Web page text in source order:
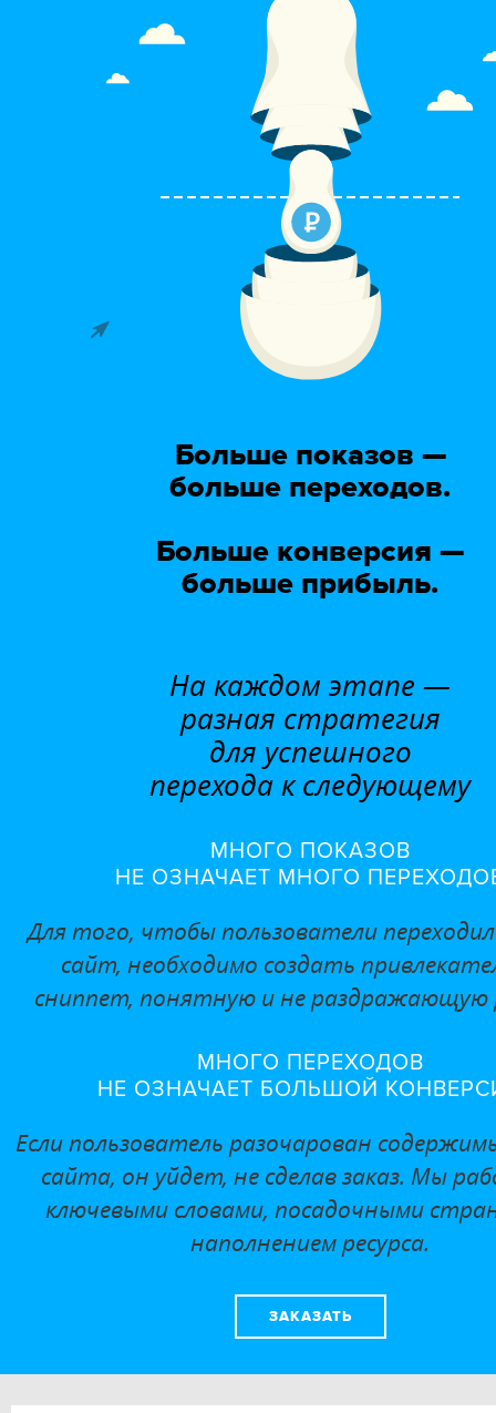
Больше показов —
больше переходов.
Больше конверсия —
больше прибыль.
На каждом этапе —
разная стратегия
для успешного
перехода к следующему
МНОГО ПОКАЗОВ
НЕ ОЗНАЧАЕТ МНОГО
Для того, чтобы пользователи
сайт, необходимо создать
сниппет, понятную и не раздражающую
МНОГО ПЕРЕХОДОВ
НЕ ОЗНАЧАЕТ БОЛЬШОЙ
Если пользователь разочарован
сайта, он уйдет, не сделав заказ. Мы
ключевыми словами, посадочными
наполнением ресурса.
ЗАКАЗАТЬ